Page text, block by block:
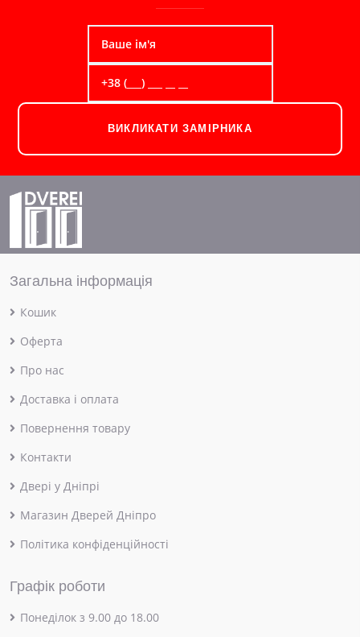
ВИКЛИКАТИ ЗАМІРНИКА
Загальна інформація
Кошик
Оферта
Про нас
Доставка і оплата
Повернення товару
Контакти
Двері у Дніпрі
Магазин Дверей Дніпро
Політика конфіденційності
Графік роботи
Понеділок з 9.00 до 18.00